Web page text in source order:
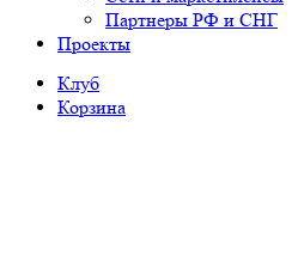
Партнеры РФ и СНГ
Проекты
Клуб
Корзина